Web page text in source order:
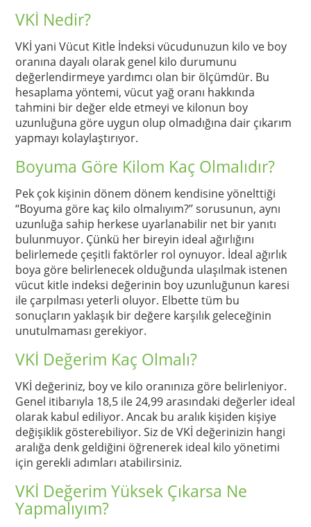
VKİ Nedir?
VKİ yani Vücut Kitle İndeksi vücudunuzun kilo ve boy
oranına dayalı olarak genel kilo durumunu
değerlendirmeye yardımcı olan bir ölçümdür. Bu
hesaplama yöntemi, vücut yağ oranı hakkında
tahmini bir değer elde etmeyi ve kilonun boy
uzunluğuna göre uygun olup olmadığına dair çıkarım
yapmayı kolaylaştırıyor.
Boyuma Göre Kilom Kaç Olmalıdır?
Pek çok kişinin dönem dönem kendisine yönelttiği
‘‘Boyuma göre kaç kilo olmalıyım?’’ sorusunun, aynı
uzunluğa sahip herkese uyarlanabilir net bir yanıtı
bulunmuyor. Çünkü her bireyin ideal ağırlığını
belirlemede çeşitli faktörler rol oynuyor. İdeal ağırlık
boya göre belirlenecek olduğunda ulaşılmak istenen
vücut kitle indeksi değerinin boy uzunluğunun karesi
ile çarpılması yeterli oluyor. Elbette tüm bu
sonuçların yaklaşık bir değere karşılık geleceğinin
unutulmaması gerekiyor.
VKİ Değerim Kaç Olmalı?
VKİ değeriniz, boy ve kilo oranınıza göre belirleniyor.
Genel itibarıyla 18,5 ile 24,99 arasındaki değerler ideal
olarak kabul ediliyor. Ancak bu aralık kişiden kişiye
değişiklik gösterebiliyor. Siz de VKİ değerinizin hangi
aralığa denk geldiğini öğrenerek ideal kilo yönetimi
için gerekli adımları atabilirsiniz.
VKİ Değerim Yüksek Çıkarsa Ne
Yapmalıyım?